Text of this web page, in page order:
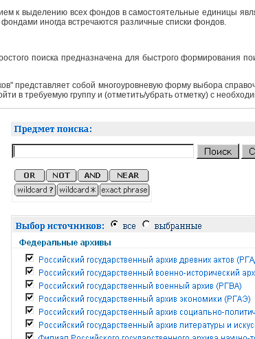
к выделению всех фондов в самостоятельные единицы
иногда встречаются различные списки фондов.
поиска предназначена для быстрого формирования
представляет собой многоуровневую форму выбора
в требуемую группу и (отметить/убрать отметку) с